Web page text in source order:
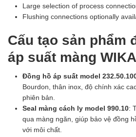
Large selection of process
Flushing connections optionally
Cấu tạo sản phẩm
áp suất màng
Đồng hồ áp suất model
Bourdon, thân inox, độ chính xác
phiên bản.
Seal màng cách ly model 990.10:
qua màng ngăn, giúp bảo vệ đồng
với môi chất.